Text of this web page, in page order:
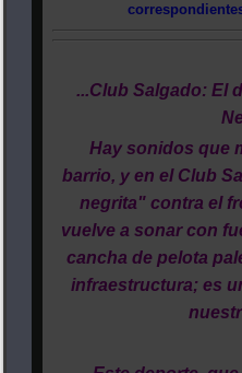
...Club Salgado: El
Hay sonidos que
barrio, y en el Club
negrita" contra el
vuelve a sonar con
cancha de pelota
infraestructura; es